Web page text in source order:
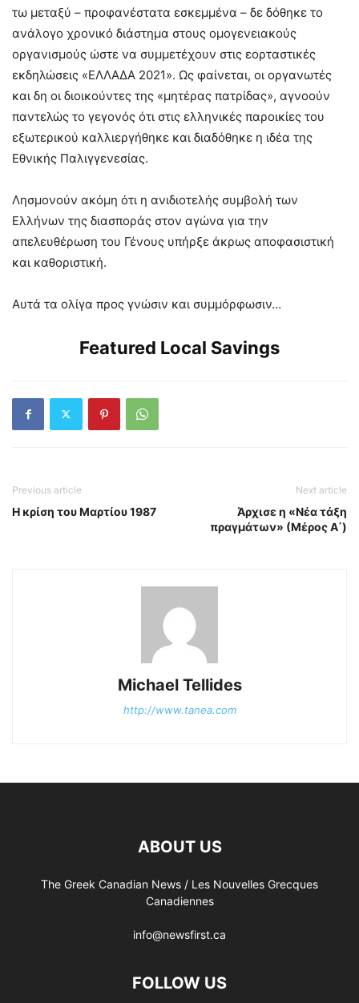
τω μεταξύ – προφανέστατα εσκεμμένα – δε δόθηκε το
ανάλογο χρονικό διάστημα στους ομογενειακούς
οργανισμούς ώστε να συμμετέχουν στις εορταστικές
εκδηλώσεις «ΕΛΛΑΔΑ 2021». Ως φαίνεται, οι οργανωτές
και δη οι διοικούντες της «μητέρας πατρίδας», αγνοούν
παντελώς το γεγονός ότι στις ελληνικές παροικίες του
εξωτερικού καλλιεργήθηκε και διαδόθηκε η ιδέα της
Εθνικής Παλιγγενεσίας.
Λησμονούν ακόμη ότι η ανιδιοτελής συμβολή των
Ελλήνων της διασποράς στον αγώνα για την
απελευθέρωση του Γένους υπήρξε άκρως αποφασιστική
και καθοριστική.
Αυτά τα ολίγα προς γνώσιν και συμμόρφωσιν…
Featured Local Savings
Previous article
Η κρίση του Μαρτίου 1987
Next article
Άρχισε η «Νέα τάξη
πραγμάτων» (Μέρος Α΄)
Michael Tellides
http://www.tanea.com
ABOUT US
The Greek Canadian News / Les Nouvelles Grecques
Canadiennes
info@newsfirst.ca
FOLLOW US